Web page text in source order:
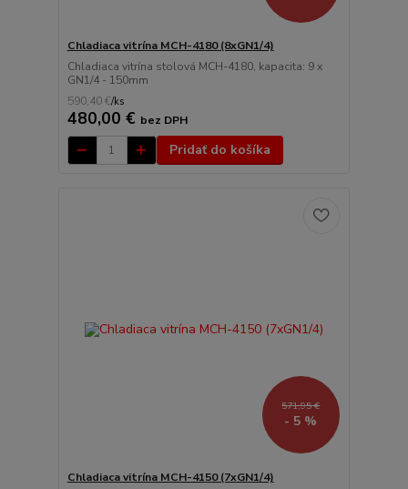
Chladiaca vitrína MCH-4180 (8xGN1/4)
Chladiaca vitrína stolová MCH-4180, kapacita: 9 x
GN1/4 - 150mm
590,40 €/ks
480,00 € bez DPH
Pridať do košíka
571,95 €
- 5 %
Chladiaca vitrína MCH-4150 (7xGN1/4)